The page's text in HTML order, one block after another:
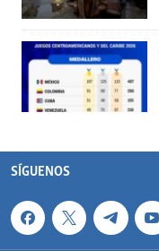
SÍGUENOS